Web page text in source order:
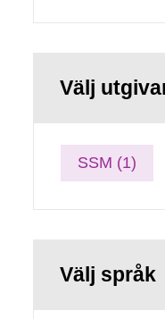
Välj
SSM (1)
Välj språk